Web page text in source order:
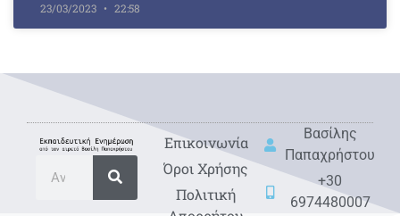
23/03/2023 22:58
Eπικοινωνία
Όροι Χρήσης
Πολιτική
Βασίλης
Παπαχρήστου
+30
6974480007